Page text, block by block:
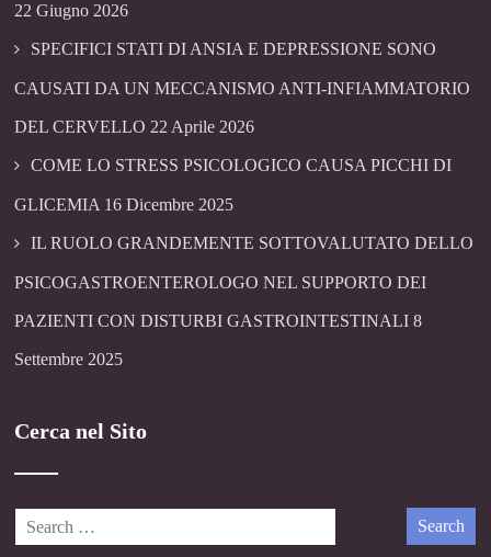
22 Giugno 2026
SPECIFICI STATI DI ANSIA E DEPRESSIONE SONO
CAUSATI DA UN MECCANISMO ANTI-INFIAMMATORIO
DEL CERVELLO 22 Aprile 2026
COME LO STRESS PSICOLOGICO CAUSA PICCHI DI
GLICEMIA 16 Dicembre 2025
IL RUOLO GRANDEMENTE SOTTOVALUTATO DELLO
PSICOGASTROENTEROLOGO NEL SUPPORTO DEI
PAZIENTI CON DISTURBI GASTROINTESTINALI 8
Settembre 2025
Cerca nel Sito